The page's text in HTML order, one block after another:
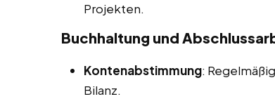
Projekten.
Buchhaltung und
Kontenabstimmung:
Bilanz.